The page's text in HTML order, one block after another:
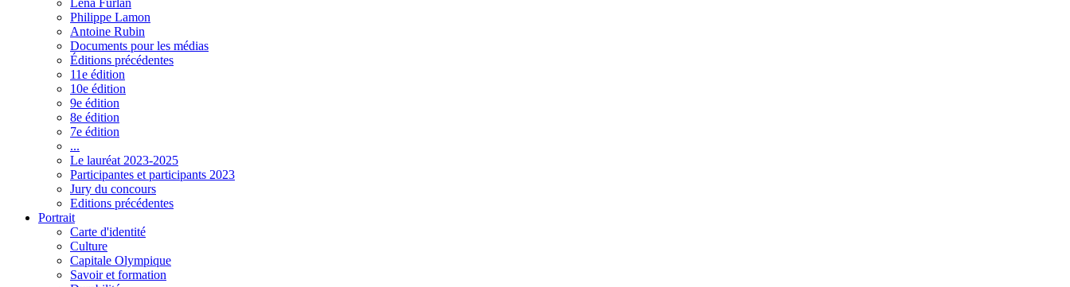
Philippe Lamon
Antoine Rubin
Documents pour les médias
Éditions précédentes
11e édition
10e édition
9e édition
8e édition
7e édition
...
Le lauréat 2023-2025
Participantes et participants 2023
Jury du concours
Editions précédentes
Portrait
Carte d'identité
Culture
Capitale Olympique
Savoir et formation